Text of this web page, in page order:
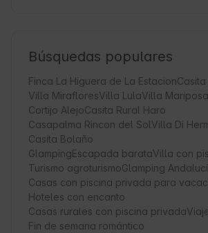
Búsquedas populares
Finca La Higuera de La Estacion
Villa MirafloresVilla LulaVilla
Cortijo AlejoCasita Rural Haro
Casapalma Rincon del SolVilla Di
Casita Bolaño
GlampingEscapada barataVilla con
Turismo agroturismoGlamping
Casas con piscina privada para
Hoteles con encanto
Casas rurales con piscina privada
Fin de semana romántico